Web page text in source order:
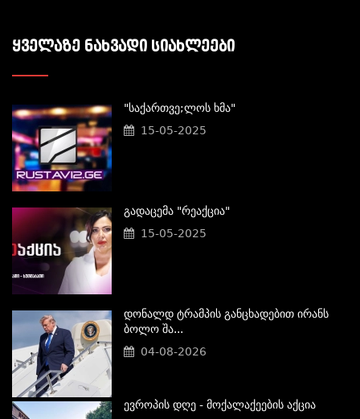
ᲧᲕᲔᲚᲐᲖᲔ ᲜᲐᲮᲕᲐᲓᲘ ᲡᲘᲐᲮᲚᲔᲔᲑᲘ
"საქართვე;ლოს Ხმა"
15-05-2025
Გადაცემა "რეაქცია"
15-05-2025
Დონალდ Ტრამპის Განცხადებით Ირანს
Ბოლო Შა...
04-08-2026
Ევროპის Დღე - Მოქალაქეების Აქცია